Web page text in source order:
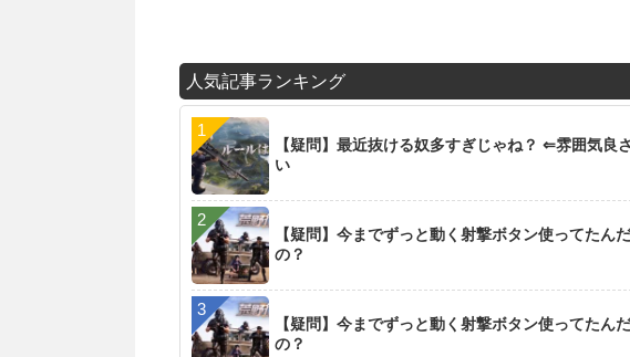
人気記事ランキング
【疑問】最近抜ける奴多すぎじゃね？ ⇐雰囲気良
い
【疑問】今までずっと動く射撃ボタン使ってたん
の？
【疑問】今までずっと動く射撃ボタン使ってたん
の？